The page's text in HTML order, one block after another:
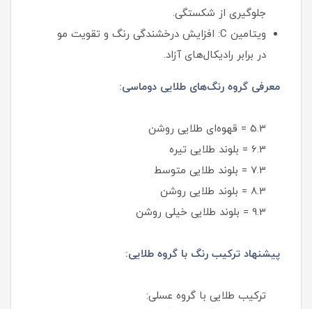
جلوگیری از شکستگی.
ویتامین C: افزایش درخشندگی رنگ و تقویت مو
در برابر رادیکال‌های آزاد.
معرفی گروه رنگ‌های طلایی دوماسی:
5.3 = قهوه‌ای طلایی روشن
6.3 = بلوند طلایی تیره
7.3 = بلوند طلایی متوسط
8.3 = بلوند طلایی روشن
9.3 = بلوند طلایی خیلی روشن
پیشنهاد ترکیب رنگ با گروه طلایی:
ترکیب طلایی با گروه عسلی: